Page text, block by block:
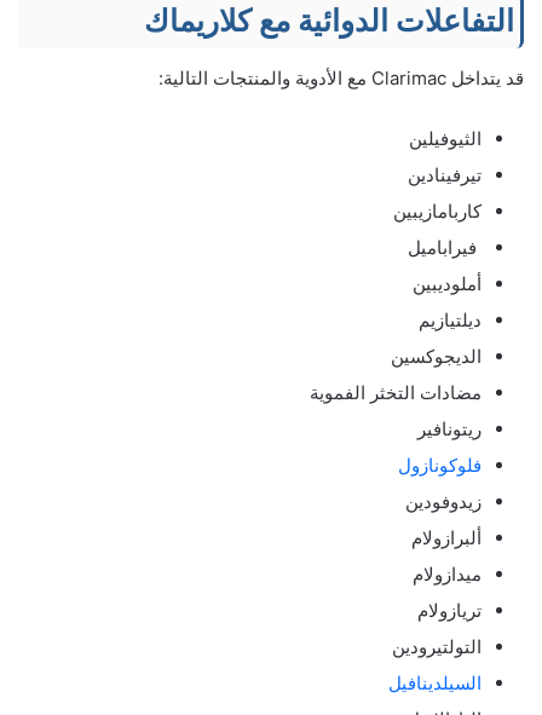
التفاعلات الدوائية مع كلاريماك
قد يتداخل Clarimac مع الأدوية والمنتجات التالية:
الثيوفيلين
تيرفينادين
كاربامازيبين
فيراباميل
أملوديبين
ديلتيازيم
الديجوكسين
مضادات التخثر الفموية
ريتونافير
فلوكونازول
زيدوفودين
ألبرازولام
ميدازولام
تريازولام
التولتيرودين
السيلدينافيل